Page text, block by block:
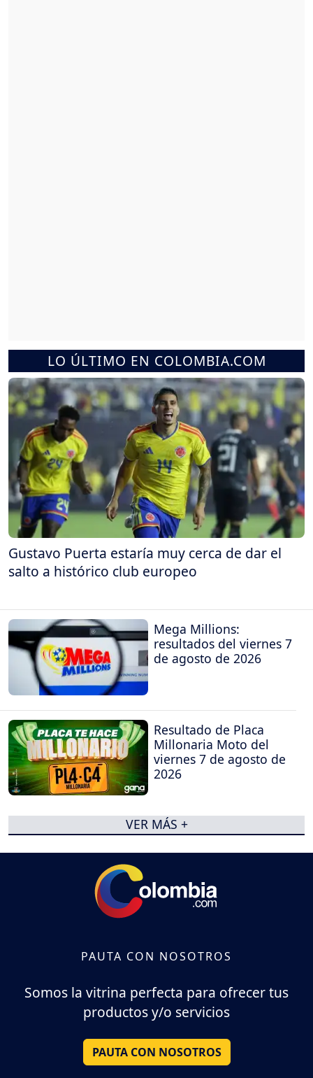
LO ÚLTIMO EN COLOMBIA.COM
Gustavo Puerta estaría muy cerca de dar el
salto a histórico club europeo
Mega Millions:
resultados del viernes 7
de agosto de 2026
Resultado de Placa
Millonaria Moto del
viernes 7 de agosto de
2026
VER MÁS +
PAUTA CON NOSOTROS
Somos la vitrina perfecta para ofrecer tus
productos y/o servicios
PAUTA CON NOSOTROS